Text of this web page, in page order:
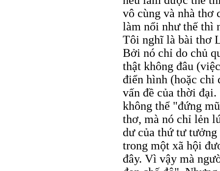
vô cùng và nhà thơ
làm nổi như thế thì
Tôi nghĩ là bài thơ
Bởi nó chỉ do chủ
thật không đâu
điển hình (hoặc chỉ
vấn đề của thời
không thể "đứng
thơ, mà nó chỉ lẻn
dư của thứ tư
trong một xã hội
đây. Vì vậy mà